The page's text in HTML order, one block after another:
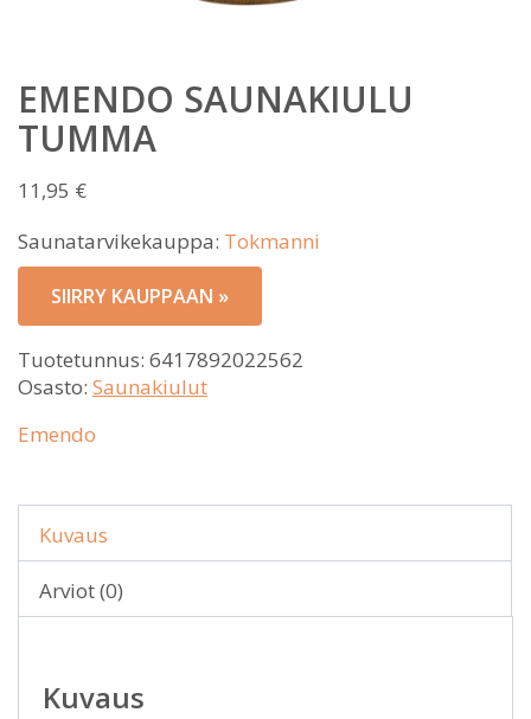
EMENDO SAUNAKIULU
TUMMA
11,95 €
Saunatarvikekauppa: Tokmanni
SIIRRY KAUPPAAN »
Tuotetunnus: 6417892022562
Osasto: Saunakiulut
Emendo
Kuvaus
Arviot (0)
Kuvaus